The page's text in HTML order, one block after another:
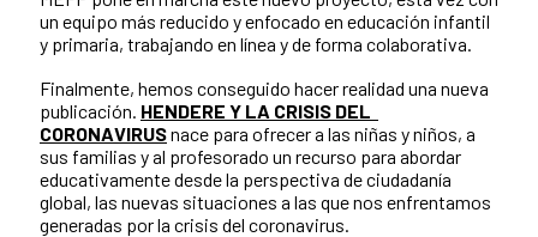
un equipo más reducido y enfocado en educación infantil
y primaria, trabajando en línea y de forma colaborativa.
Finalmente, hemos conseguido hacer realidad una nueva
publicación. HENDERE Y LA CRISIS DEL
CORONAVIRUSnace para ofrecer a las niñas y niños, a
sus familias y al profesorado un recurso para abordar
educativamente desde la perspectiva de ciudadanía
global, las nuevas situaciones a las que nos enfrentamos
generadas por la crisis del coronavirus.